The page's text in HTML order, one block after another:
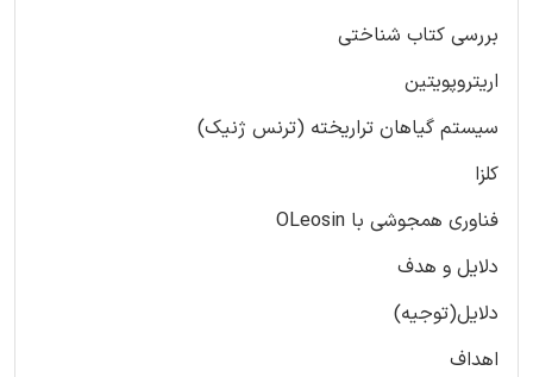
بررسی کتاب شناختی
اریتروپویتین
سیستم گیاهان تراریخته (ترنس ژنیک)
کلزا
فناوری همجوشی با OLeosin
دلایل و هدف
دلایل(توجیه)
اهداف